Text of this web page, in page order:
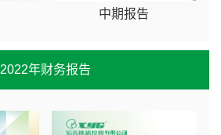
中期报告
2022年财务报告